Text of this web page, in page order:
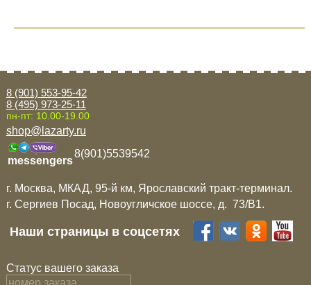
8 (901) 553-95-42
8 (495) 973-25-11
пн-пт: 10.00-19.00
shop@lazarty.ru
messengers
8(901)5539542
г. Москва, МКАД, 95-й км, Ярославский тракт-терминал.
г. Сергиев Посад, Новоугличское шоссе, д. 73/B1.
Наши страницы в соцсетях
Статус вашего заказа